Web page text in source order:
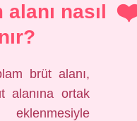
alanı nasıl
brüt alanı,
alanına ortak